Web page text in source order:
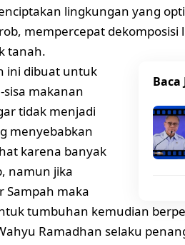
lingkungan yang
mempercepat
tanah.
Baca
ini dibuat untuk
makanan
tidak menjadi
menyebabkan
karena banyak
namun jika
Sampah maka
tumbuhan kemudian
Ramadhan selaku